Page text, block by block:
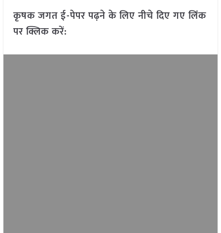
कृषक जगत ई-पेपर पढ़ने के लिए नीचे दिए गए लिंक
पर क्लिक करें: